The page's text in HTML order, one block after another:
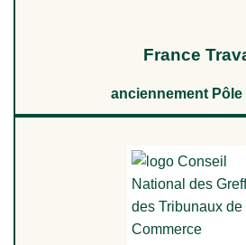
France
anciennement Pôle